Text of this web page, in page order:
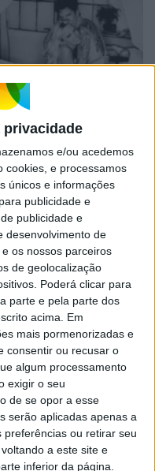
privacidade
e/ou acedemos
cookies, e processamos
únicos e informações
publicidade e
publicidade e
desenvolvimento de
os nossos parceiros
de geolocalização
Poderá clicar para
parte e pela parte dos
acima. Em
mais pormenorizadas e
consentir ou recusar o
algum processamento
exigir o seu
de se opor a esse
serão aplicadas apenas a
preferências ou retirar seu
a este site e
inferior da página.
os seus
Tapes caseiras
milhares de
IN NEWS
Visão Se7e